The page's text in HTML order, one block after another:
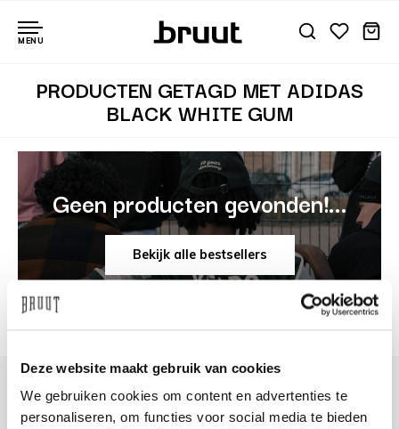
Deze website maakt gebruik van cookies
We gebruiken cookies om content en advertenties te
personaliseren, om functies voor social media te bieden
MENU
PRODUCTEN GETAGD MET ADIDAS
BLACK WHITE GUM
Geen producten gevonden!...
Bekijk alle bestsellers